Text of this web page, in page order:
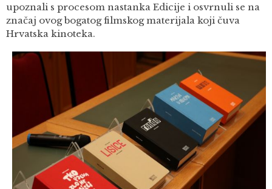
upoznali s procesom nastanka Edicije i osvrnuli se na
značaj ovog bogatog filmskog materijala koji čuva
Hrvatska kinoteka.